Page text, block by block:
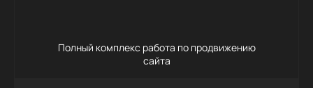
Полный комплекс работа по продвижению
сайта